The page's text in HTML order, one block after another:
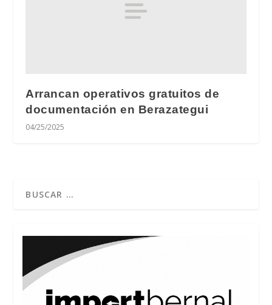
Arrancan operativos gratuitos de
documentación en Berazategui
04/25/2025